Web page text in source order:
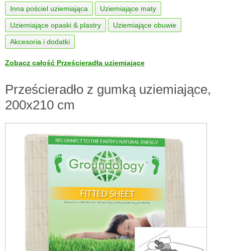
Inna pościel uziemiająca Uziemiające maty
Uziemiające opaski & plastry Uziemiające obuwie
Akcesoria i dodatki
Zobacz całość Prześcieradła uziemiające
Prześcieradło z gumką uziemiające,
200x210 cm